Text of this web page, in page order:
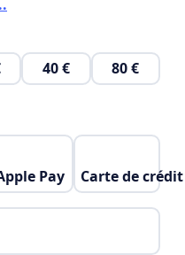
problèmes liés à
:
actuels des bus ne
40 € 80 €
Pay Carte de crédit